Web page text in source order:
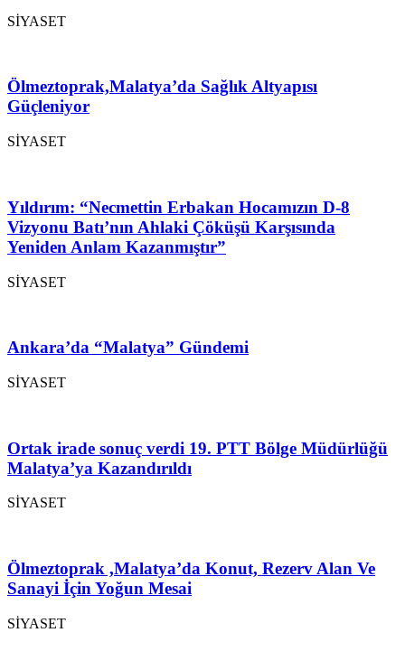
SİYASET
Ölmeztoprak,Malatya’da Sağlık Altyapısı
Güçleniyor
SİYASET
Yıldırım: “Necmettin Erbakan Hocamızın D-8
Vizyonu Batı’nın Ahlaki Çöküşü Karşısında
Yeniden Anlam Kazanmıştır”
SİYASET
Ankara’da “Malatya” Gündemi
SİYASET
Ortak irade sonuç verdi 19. PTT Bölge Müdürlüğü
Malatya’ya Kazandırıldı
SİYASET
Ölmeztoprak ,Malatya’da Konut, Rezerv Alan Ve
Sanayi İçin Yoğun Mesai
SİYASET